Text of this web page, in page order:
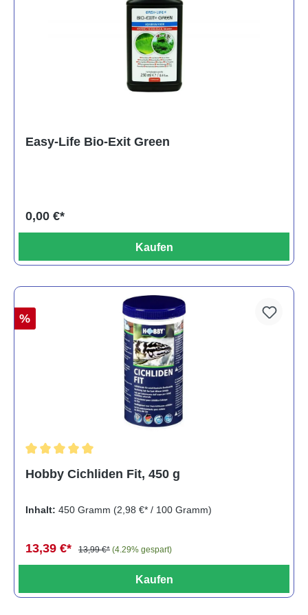
Easy-Life Bio-Exit Green
0,00 €*
Kaufen
%
Hobby Cichliden Fit, 450 g
Inhalt: 450 Gramm (2,98 €* / 100 Gramm)
13,39 €* 13,99 €* (4.29% gespart)
Kaufen